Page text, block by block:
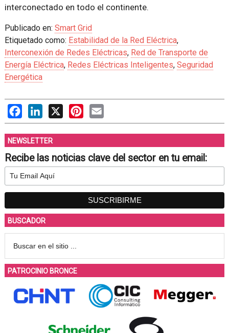
interconectado en todo el continente.
Publicado en: Smart Grid
Etiquetado como: Estabilidad de la Red Eléctrica,
Interconexión de Redes Eléctricas, Red de Transporte de
Energía Eléctrica, Redes Eléctricas Inteligentes, Seguridad
Energética
FacebookLinkedIn
X PinterestEmail
NEWSLETTER
Recibe las noticias clave del sector en tu email:
BUSCADOR
PATROCINIO BRONCE